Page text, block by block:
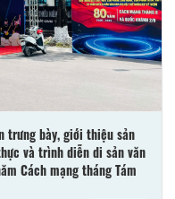
cấp và sang trọng giữa lòng Kinh
trưng bày, giới thiệu sản
và trình diễn di sản văn
Cách mạng tháng Tám